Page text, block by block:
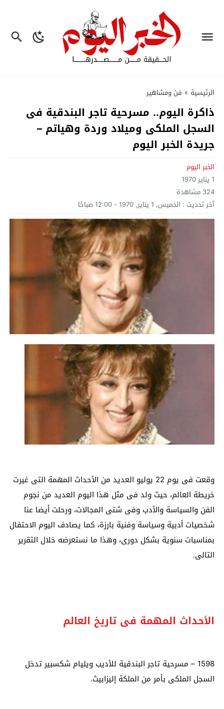
الرئيسية » فن ومشاهير
ذاكرة اليوم.. مسرحية تاجر البندقية فى
السجل الملكى وميلاد وردة وهياتم –
جريدة الخبر اليوم
الخبر اليوم
1 يناير 1970
324 مشاهدة
آخر تحديث : الخميس, 1 يناير, 1970 - 12:00 صباحًا
وقعت فى يوم 22 يوليو العديد من الأحداث المهمة التى غيرت
خريطة العالم، حيث ولد فى مثل هذا اليوم العديد من نجوم
الفن والسياسة والأدب وفى شتى المجالات، ورحلت أيضا عنا
شخصيات أدبية وسياسة وفنية بارزة، كما يصادف اليوم الاحتفال
بمناسبات سنوية بشكل دورى، وهذا ما نستعرضه خلال التقرير
التالى.
الأحداث المهمة فى تاريخ العالم
1598
– مسرحية تاجر البندقية للأديب ويليام شكسبير تدخل
السجل الملكى بأمر من الملكة إليزابيث.